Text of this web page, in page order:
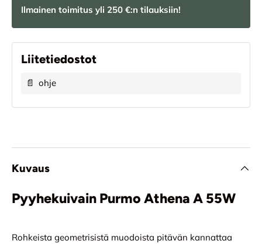
Ilmainen toimitus yli 250 €:n tilauksiin!
Liitetiedostot
📄 ohje
Kuvaus
Pyyhekuivain Purmo Athena A 55W
Rohkeista geometrisistä muodoista pitävän kannattaa